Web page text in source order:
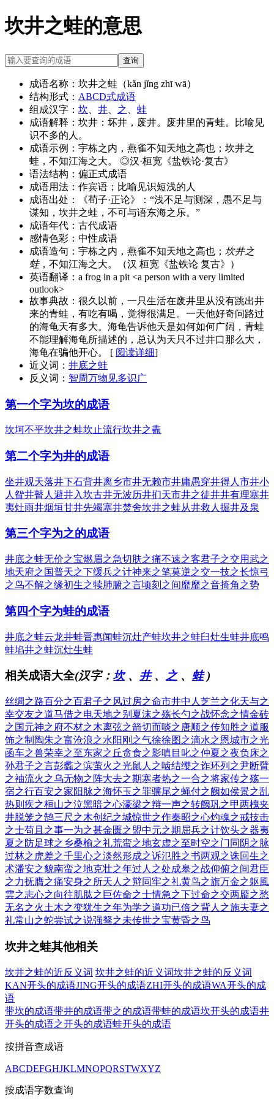
坎井之蛙的意思
查询
成语名称： 坎井之蛙（kǎn jǐng zhī wā）
结构形式： ABCD式成语
组成汉字： 坎 井 之
蛙
成语解释： 坎井：坏井，废井。废井里的青蛙。比喻见
识不多的人。
成语示例： 宇栋之内，燕雀不知天地之高也；坎井之
蛙，不知江海之大。 ◎汉·桓宽《盐铁论·复古》
语法结构： 偏正式成语
成语用法： 作宾语；比喻见识短浅的人
成语出处：
《荀子·正论》：“浅不足与测深，愚不足与
谋知，坎井之蛙，不可与语东海之乐。”
成语年代： 古代成语
感情色彩： 中性成语
成语造句： 宇栋之内，燕雀不知天地之高也； 坎井之
蛙，不知江海之大。（汉 桓宽《盐铁论 复古》）
英语翻译： a frog in a pit <a person with a very limited
outlook>
故事典故： 很久以前，一只生活在废井里从没有跳出井
来的青蛙，有吃有喝，觉得很满足。一天他好奇问路过
的海龟天有多大。海龟告诉他天是如何如何广阔，青蛙
不能理解海龟所描述的，总认为天只不过井口那么大，
海龟在骗他开心。 [ 阅读详细]
近义词： 井底之蛙
反义词： 智周万物 见多识广
第一个字为坎的成语
坎坷不平坎井之蛙坎止流行坎井之鼃
第二个字为井的成语
坐井观天落井下石背井离乡市井无赖市井庸愚穿井得人 市井小
人 眢井瞽人 避井入坎古井无波历井扪天市井之徒井井有理塞井
夷灶雨井烟垣甘井先竭塞井焚舍坎井之蛙从井救人 掘井及泉
第三个字为之的成语
井底之蛙无价之宝燃眉之急切肤之痛不速之客君子之交用武之
地天府之国普天之下缓兵之计神来之笔莫逆之交一技之长惊弓
之鸟不解之缘初生之犊肺腑之言顷刻之间靡靡之音掎角之势
第四个字为蛙的成语
井底之蛙云龙井蛙晋惠闻蛙沉灶产蛙坎井之蛙臼灶生蛙井底鸣
蛙埳井之蛙沉灶生蛙
相关成语大全(汉字： 坎、 井、 之、 蛙)
丝绸之路百分之百君子之风过房之命市井中人 芝兰之化天与之
幸交友之道马借之电天地之别 夏沫之殇长勺之战怀念之情金砖
之国元神之府不材之木离弦之箭切而啖之 唐顺之传知胜之道服
饰之制 陶朱之富沧浪之水阳刚之气徐徐图之滴水之恩城市之光
函车之兽荣幸之至东家之丘贪食之影嗔目叱之仲夏之夜负床之
孙君子之言彭蠡之滨萤火之光鼠人之啮结缨之诈环列之尹断臂
之袖流火之乌无物之阵大去之期寒者热之一合之将家传之殇一
宿之行百安之家阳脉之海怀玉之罪骥尾之蝇付之阙如侯景之乱
热则疾之桓山之泣黑暗之心濠梁之辩一声之转阙巩之甲两槐夹
井脱笼之鹄三尺之木创纪之城惊世之作秦昭之心灼魂之戒技击
之士苟且之事一为之甚金匮之盟中元之期 屈兵之计饮头之器夷
夏之防足球之乡桑榆之礼荒蛮之地玄虚之至时空之门 同阴之脉
过林之虎差之千里心之淡然形成之诉氾胜之书两观之诛回生之
术潘安之貌南蛮之地克壮之年过人之处成皋之战仰俯之间君臣
之力抚膺之痛安身之所天人之辩同牢之礼黄鸟之旗万金之躯風
雲之志心之向往肌肱之巨佐命之士情急之下过命之交两靥之愁
无名之火土木之变犹生之年为学之道功已倍之背人之施夫妻之
礼常山之蛇尝试之说强驽之未传世之宝黄昏之鸟
坎井之蛙其他相关
坎井之蛙的近反义词 坎井之蛙的近义词坎井之蛙的反义词
KAN开头的成语JING开头的成语ZHI开头的成语WA开头的成
语
带坎的成语带井的成语带之的成语带蛙的成语坎开头的成语井
开头的成语之开头的成语蛙开头的成语
按拼音查成语
ABCDEFGHJKLMNOPQRSTWXYZ
按成语字数查询